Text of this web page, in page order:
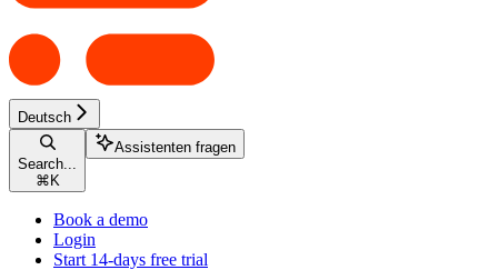
Deutsch
Search...
⌘ K
Assistenten fragen
Book a demo
Login
Start 14-days free trial